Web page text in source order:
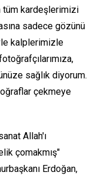
tüm kardeşlerimizi
sadece gözünü
kalplerimizle
sağlık diyorum.
çekmeye
Allah'ı
çomakmış"
Erdoğan,